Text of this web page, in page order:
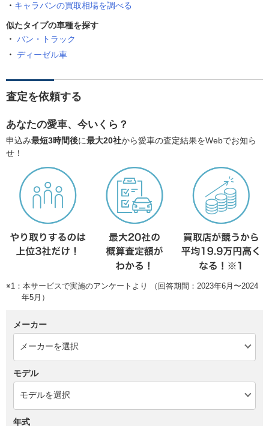
キャラバンの買取相場を調べる
似たタイプの車種を探す
バン・トラック
ディーゼル車
査定を依頼する
あなたの愛車、今いくら？
申込み最短3時間後に最大20社から愛車の査定結果をWebでお知ら
せ！
※1：本サービスで実施のアンケートより （回答期間：2023年6月〜2024
年5月）
メーカー
モデル
年式